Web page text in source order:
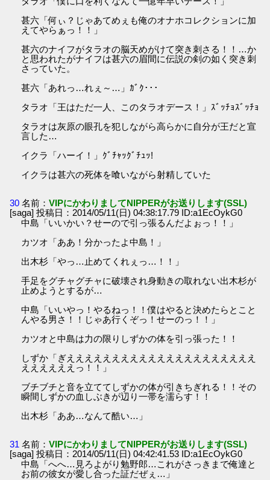
甚六「何ぃ？じゃあてめぇも俺のオナホコレクションに加
えてやらぁっ！！」
甚六のナイフがタラオの脳天めがけて突き刺さる！！…か
と思われたがナイフは甚六の眉間に伝説の剣の如く突き刺
さっていた。
甚六「あれっ…れぇ～…」ｶﾞｸ･･･
タラオ「王はただ一人、このタラオデース！」ｽﾞｯﾁｮｽﾞｯﾁｮ
タラオは灰原の眼孔を犯しながら高らかに自分が王だと宣
言した…
イクラ「ハーイ！」ｸﾞﾁｬｯｸﾞﾁｭｯ!
イクラは甚六の死体を喰いながら射精していた
30 名前：VIPにかわりましてNIPPERがお送りします(SSL)
[saga] 投稿日：2014/05/11(日) 04:38:17.79 ID:a1EcOykG0
中島「いいかい？せーので引っ張るんだよぉっ！！」
カツオ「ああ！分かったよ中島！」
出木杉「やっ…止めてくれぇっ…！！」
手足をグチャグチャに破壊され身動きの取れない出木杉が
止めようとするが…
中島「いいやっ！やるねっ！！僕はやると決めたらとこと
んやる男さ！！じゃあ行くぞっ！せーのっ！！」
カツオと中島は力の限りしずかの体を引っ張った！！
しずか「ぎえええええええええええええええええええええ
ええええええっ！！」
ブチブチと音を立ててしずかの体が引きちぎれる！！その
瞬間しずかの血しぶきが辺り一帯を濡らす！！
出木杉「ああ…なんて酷い…」
31 名前：VIPにかわりましてNIPPERがお送りします(SSL)
[saga] 投稿日：2014/05/11(日) 04:42:41.53 ID:a1EcOykG0
中島「へへ…見ろよがり勉野郎…これがさっきまで俺達と
お前の彼女が愛し合った証だぜぇ…」